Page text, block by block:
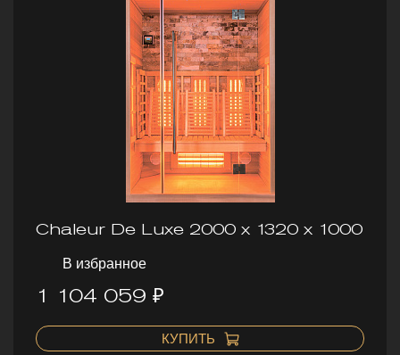
Chaleur De Luxe 2000 х 1320 х 1000
В избранное
1 104 059 ₽
КУПИТЬ